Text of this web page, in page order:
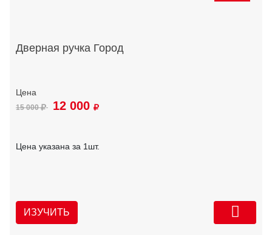
Дверная ручка Город
15 000 12 000
Цена указана за 1шт.
ИЗУЧИТЬ